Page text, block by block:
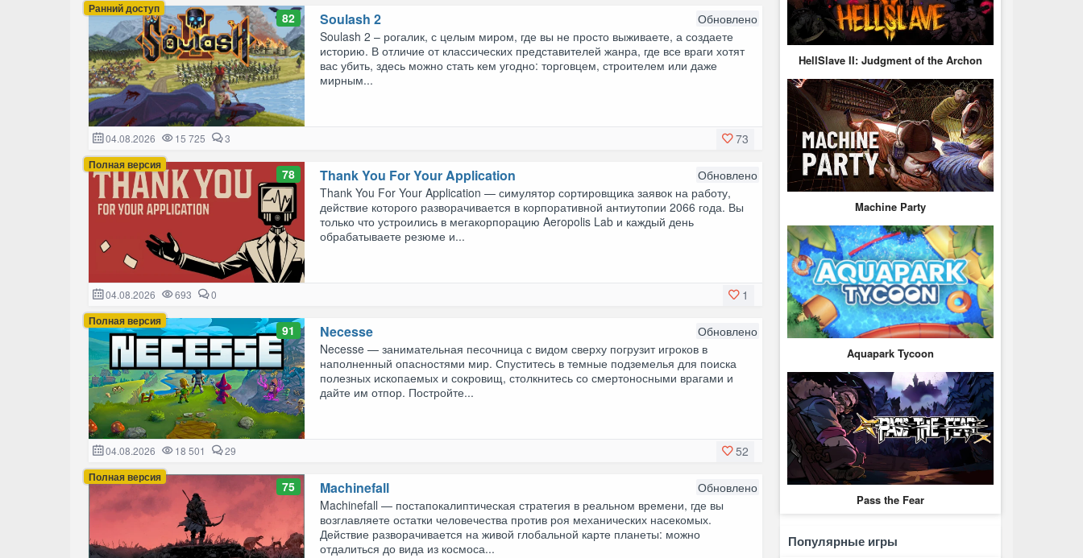
Ранний доступ
82 Soulash 2
Обновлено
Soulash 2 – рогалик, с целым миром, где вы не просто выживаете, а создаете
историю. В отличие от классических представителей жанра, где все враги хотят
вас убить, здесь можно стать кем угодно: торговцем, строителем или даже
мирным...
73
04.08.2026 15 725 3
Полная версия
78 Thank You For Your Application
Обновлено
Thank You For Your Application — симулятор сортировщика заявок на работу,
действие которого разворачивается в корпоративной антиутопии 2066 года. Вы
только что устроились в мегакорпорацию Aeropolis Lab и каждый день
обрабатываете резюме и...
1
04.08.2026 693 0
Полная версия
91 Necesse
Обновлено
Necesse — занимательная песочница с видом сверху погрузит игроков в
наполненный опасностями мир. Спуститесь в темные подземелья для поиска
полезных ископаемых и сокровищ, столкнитесь со смертоносными врагами и
дайте им отпор. Постройте...
52
04.08.2026 18 501 29
Полная версия
75 Machinefall
Обновлено
Machinefall — постапокалиптическая стратегия в реальном времени, где вы
возглавляете остатки человечества против роя механических насекомых.
Действие разворачивается на живой глобальной карте планеты: можно
отдалиться до вида из космоса...
HellSlave II: Judgment of the Archon
Machine Party
Aquapark Tycoon
Pass the Fear
Популярные игры